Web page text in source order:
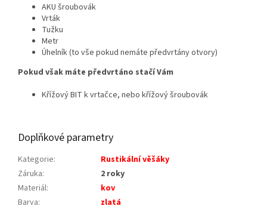
AKU šroubovák
Vrták
Tužku
Metr
Úhelník (to vše pokud nemáte předvrtány otvory)
Pokud však máte předvrtáno stačí Vám
Křížový BIT k vrtačce, nebo křížový šroubovák
Doplňkové parametry
Kategorie:
Rustikální věšáky
Záruka:
2 roky
Materiál:
kov
Barva:
zlatá